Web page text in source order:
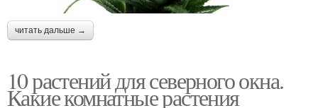
читать дальше →
10 растений для северного окна.
Какие комнатные растения